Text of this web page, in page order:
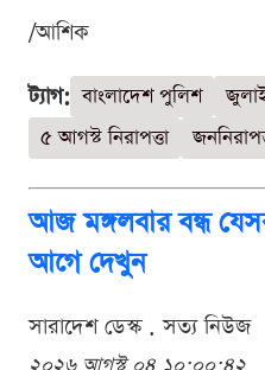
/আশিক
ট্যাগ: বাংলাদেশ পুলিশ
৫ আগস্ট নিরাপত্তা
আজ মঙ্গলবার বন্ধ
আগে দেখুন
সারাদেশ ডেস্ক . সত্য নিউজ